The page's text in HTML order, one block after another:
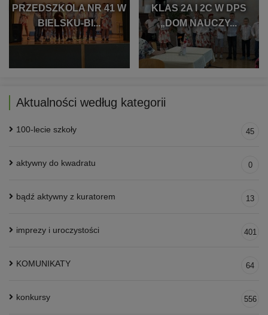
PRZEDSZKOLA NR 41 W
BIELSKU-BI...
KLAS 2A I 2C W DPS
„DOM NAUCZY...
Aktualności według kategorii
100-lecie szkoły 45
aktywny do kwadratu 0
bądź aktywny z kuratorem 13
imprezy i uroczystości 401
KOMUNIKATY 64
konkursy 556